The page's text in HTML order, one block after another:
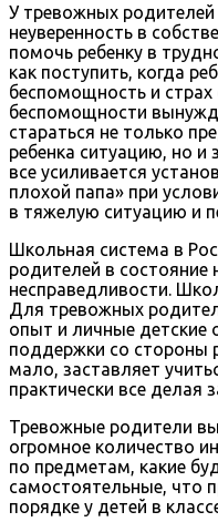
У тревожных родителей
неуверенность в
помочь ребенку в
как поступить, когда
беспомощность и
беспомощности
стараться не только
ребенка ситуацию, но и
все усиливается
плохой папа» при
в тяжелую ситуацию и
Школьная система в
родителей в
несправедливости.
Для тревожных
опыт и личные
поддержки со стороны
мало, заставляет
практически все делая
Тревожные родители
огромное количество
по предметам, какие
самостоятельные, что
порядке у детей в